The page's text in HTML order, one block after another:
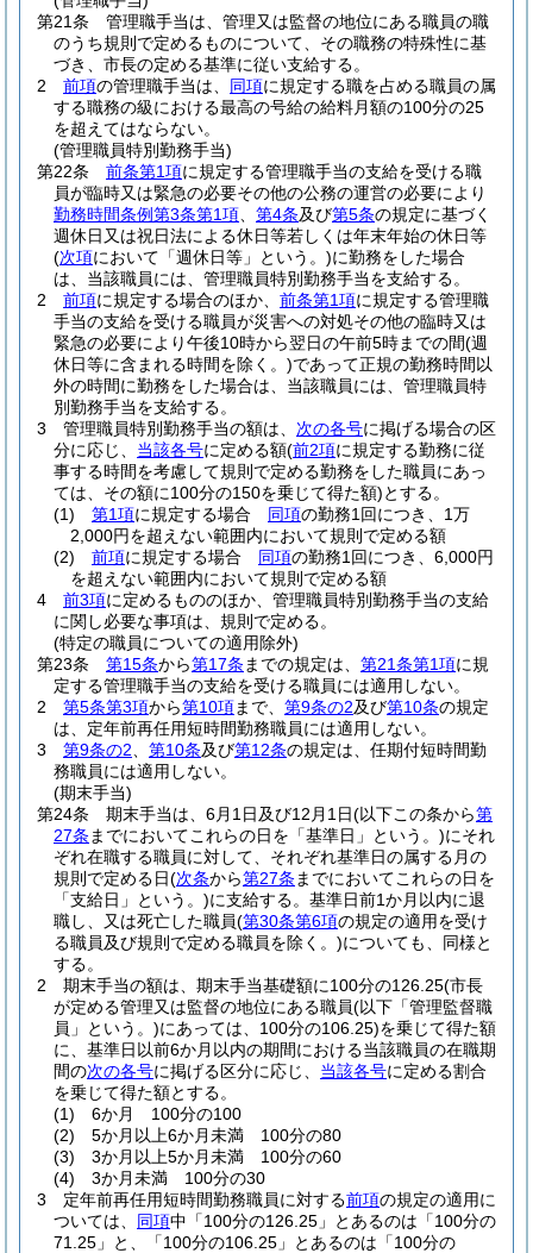
第21条
管理職手当は、管理又は監督の地位にある職員の職
のうち規則で定めるものについて、その職務の特殊性に基
づき、市長の定める基準に従い支給する。
2
前項の管理職手当は、 同項に規定する職を占める職員の属
する職務の級における最高の号給の給料月額の100分の25
を超えてはならない。
(管理職員特別勤務手当)
第22条
前条第1項に規定する管理職手当の支給を受ける職
員が臨時又は緊急の必要その他の公務の運営の必要により
勤務時間条例第3条第1項
第4条及び第5条の規定に基づく
週休日又は祝日法による休日等若しくは年末年始の休日等
(次項において「週休日等」という。)に勤務をした場合
は、当該職員には、管理職員特別勤務手当を支給する。
2
前項に規定する場合のほか、 前条第1項に規定する管理職
手当の支給を受ける職員が災害への対処その他の臨時又は
緊急の必要により午後10時から翌日の午前5時までの間(週
休日等に含まれる時間を除く。)であって正規の勤務時間以
外の時間に勤務をした場合は、当該職員には、管理職員特
別勤務手当を支給する。
3
管理職員特別勤務手当の額は、 次の各号に掲げる場合の区
分に応じ、 当該各号に定める額(前2項に規定する勤務に従
事する時間を考慮して規則で定める勤務をした職員にあっ
ては、その額に100分の150を乗じて得た額)とする。
(1)
第1項に規定する場合 同項の勤務1回につき、1万
2,000円を超えない範囲内において規則で定める額
(2)
前項に規定する場合 同項の勤務1回につき、6,000円
を超えない範囲内において規則で定める額
4
前3項に定めるもののほか、管理職員特別勤務手当の支給
に関し必要な事項は、規則で定める。
(特定の職員についての適用除外)
第23条
第15条から第17条 までの規定は、 第21条第1項に規
定する管理職手当の支給を受ける職員には適用しない。
2
第5条第3項から第10項まで、 第9条の2及び第10条の規定
は、定年前再任用短時間勤務職員には適用しない。
3
第9条の2 第10条及び第12条の規定は、任期付短時間勤
務職員には適用しない。
(期末手当)
第24条
期末手当は、6月1日及び12月1日(以下この条から第
27条 までにおいてこれらの日を「基準日」という。)にそれ
ぞれ在職する職員に対して、それぞれ基準日の属する月の
規則で定める日(次条から第27条 までにおいてこれらの日を
「支給日」という。)に支給する。 基準日前1か月以内に退
職し、又は死亡した職員(第30条第6項の規定の適用を受け
る職員及び規則で定める職員を除く。)についても、同様と
する。
2
期末手当の額は、期末手当基礎額に100分の126.25(市長
が定める管理又は監督の地位にある職員(以下「管理監督職
員」という。)にあっては、100分の106.25)を乗じて得た額
に、基準日以前6か月以内の期間における当該職員の在職期
間の次の各号に掲げる区分に応じ、 当該各号に定める割合
を乗じて得た額とする。
(1)
6か月 100分の100
(2)
5か月以上6か月未満 100分の80
(3)
3か月以上5か月未満 100分の60
(4)
3か月未満 100分の30
3
定年前再任用短時間勤務職員に対する前項の規定の適用に
ついては、 同項中「100分の126.25」とあるのは「100分の
71.25」と、「100分の106.25」とあるのは「100分の